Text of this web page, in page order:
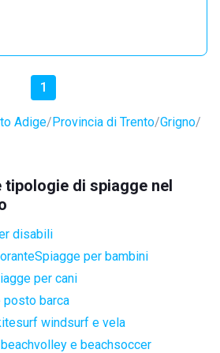
1
Adige Provincia di Trento Grigno
di spiagge nel
disabili
Spiagge per bambini
per cani
posto barca
windsurf e vela
e beachsoccer